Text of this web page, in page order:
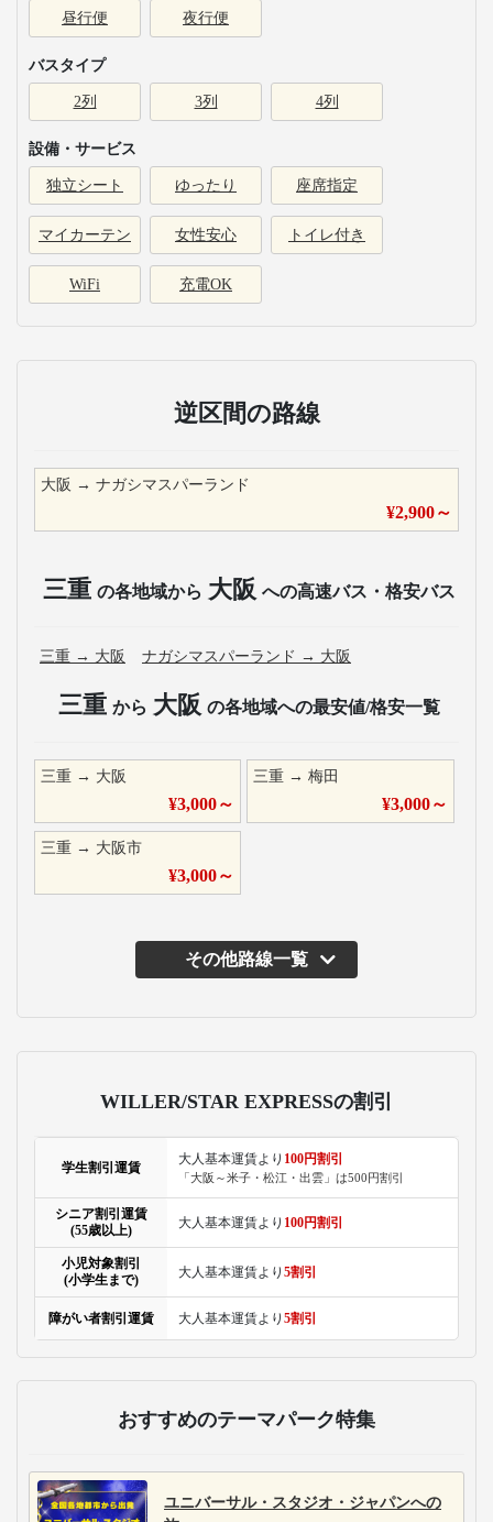
昼行便 夜行便
バスタイプ
2列 3列 4列
設備・サービス
独立シート ゆったり 座席指定
マイカーテン 女性安心 トイレ付き
WiFi 充電OK
逆区間の路線
大阪 → ナガシマスパーランド
¥2,900～
三重 の各地域から 大阪 への高速バス・格安バス
三重 → 大阪 ナガシマスパーランド → 大阪
三重 から 大阪 の各地域への最安値/格安一覧
三重 → 大阪
¥3,000～
三重 →梅田
¥3,000～
三重 → 大阪市
¥3,000～
その他路線一覧
WILLER EXPRESS/STA
R EXPRESS
WILLER EXPRESSは、
東京～大阪、名古屋間
を22路線・1日200便運
なオリジナルシートや
最新のIoT技術を活用し
速バスです。